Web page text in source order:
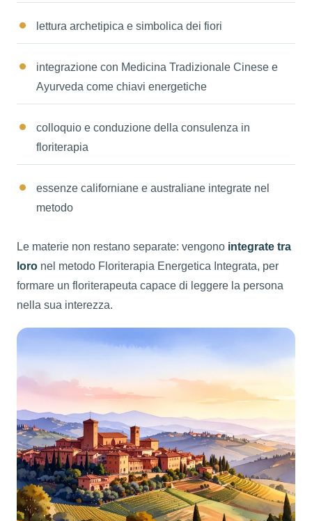
lettura archetipica e simbolica dei fiori
integrazione con Medicina Tradizionale Cinese e
Ayurveda come chiavi energetiche
colloquio e conduzione della consulenza in
floriterapia
essenze californiane e australiane integrate nel
metodo
Le materie non restano separate: vengono integrate tra
loro nel metodo Floriterapia Energetica Integrata, per
formare un floriterapeuta capace di leggere la persona
nella sua interezza.